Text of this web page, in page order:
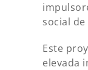
social
Este
elevada